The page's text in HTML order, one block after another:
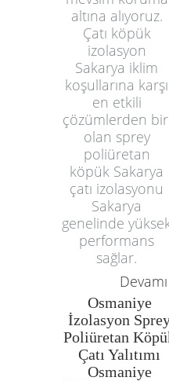
altına alıyoruz.
Çatı köpük
izolasyon
Sakarya iklim
koşullarına karşı
en etkili
çözümlerden
olan sprey
poliüretan
köpük Sakarya
çatı izolasyonu
Sakarya
genelinde
performans
sağlar.
Devamı
Osmaniye
İzolasyon
Poliüretan
Çatı Yalıtımı
Osmaniye